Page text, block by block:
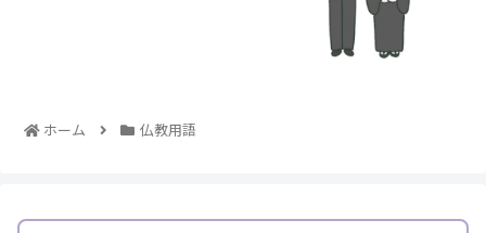
ホーム 仏教用語